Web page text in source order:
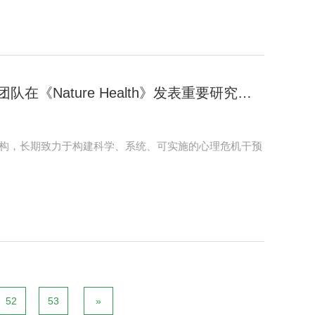
队在《Nature Health》发表重要研究成
，长期致力于构建科学、系统、可实施的心理危机干预
52 53 »